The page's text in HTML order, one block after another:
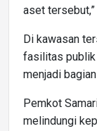
aset tersebut,”
Di kawasan
fasilitas publik
menjadi
Pemkot
melindungi